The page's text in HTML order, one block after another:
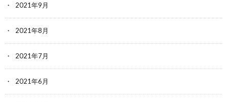
2021年9月
2021年8月
2021年7月
2021年6月